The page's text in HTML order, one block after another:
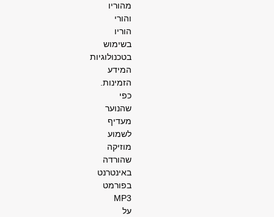
מהוריו
והורי
הוריו
בשימוש
בטכנולוגיות
המידע
הזמינות.
כפי
שהנוער
מעדיף
לשמוע
מוזיקה
שהורדה
באינטרנט
בפורמט
MP3
על